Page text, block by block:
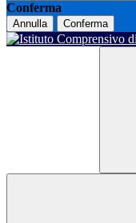
Conferma
Annulla Conferma